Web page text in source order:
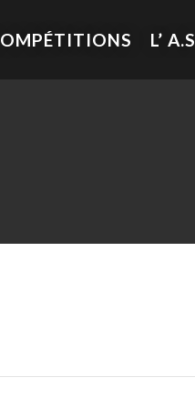
L’ A.S